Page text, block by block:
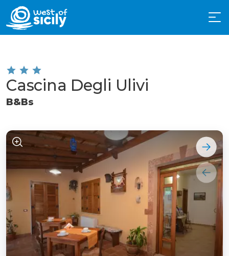
Cascina Degli Ulivi
B&Bs